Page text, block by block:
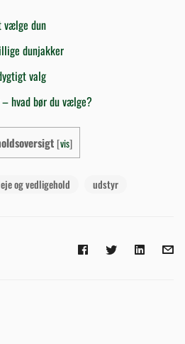
vælge dun
dunjakker
valg
hvad bør du vælge?
[vis]
og vedligehold udstyr